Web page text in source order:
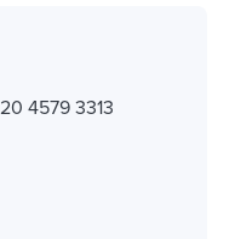
4579 3313